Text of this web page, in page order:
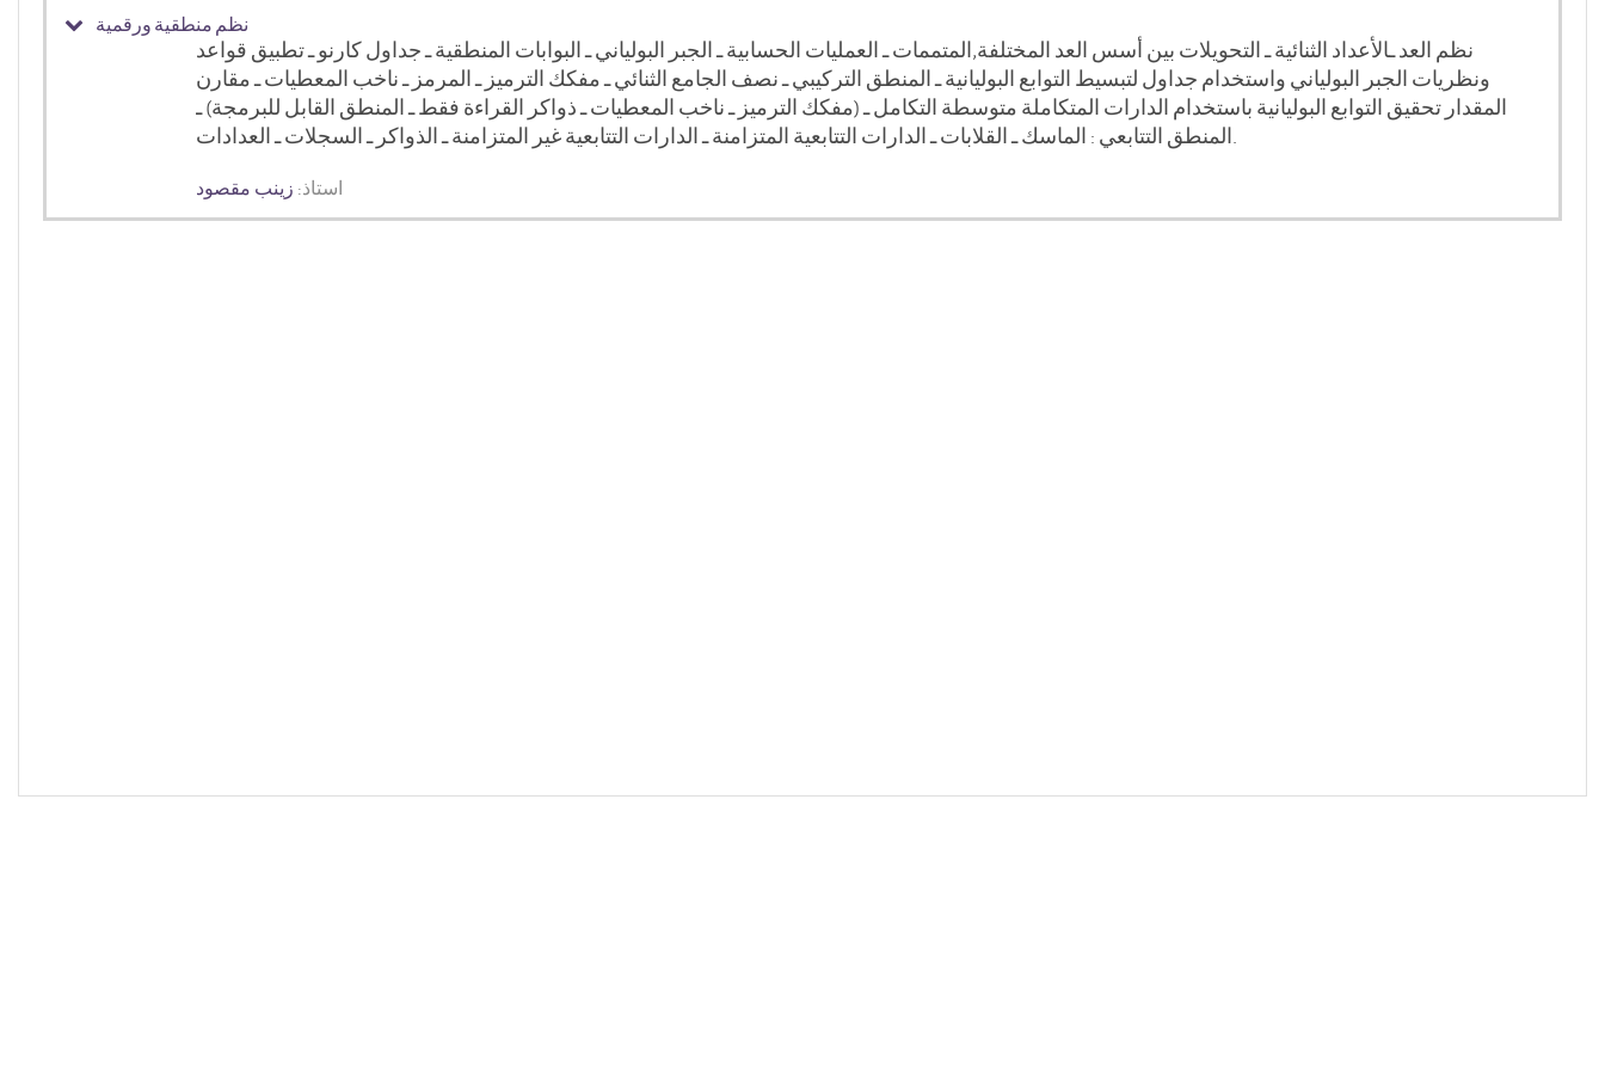
نظم منطقية ورقمية
نظم العد ـالأعداد الثنائية ـ التحويلات بين أسس العد المختلفة,المتممات ـ العمليات الحسابية ـ الجبر البولياني ـ البوابات المنطقية ـ جداول كارنو ـ تطبيق قواعد
ونظريات الجبر البولياني واستخدام جداول لتبسيط التوابع البوليانية ـ المنطق التركيبي ـ نصف الجامع الثنائي ـ مفكك الترميز ـ المرمز ـ ناخب المعطيات ـ مقارن
المقدار تحقيق التوابع البوليانية باستخدام الدارات المتكاملة متوسطة التكامل ـ (مفكك الترميز ـ ناخب المعطيات ـ ذواكر القراءة فقط ـ المنطق القابل للبرمجة) ـ
المنطق التتابعي : الماسك ـ القلابات ـ الدارات التتابعية المتزامنة ـ الدارات التتابعية غير المتزامنة ـ الذواكر ـ السجلات ـ العدادات.
استاذ: زينب مقصود